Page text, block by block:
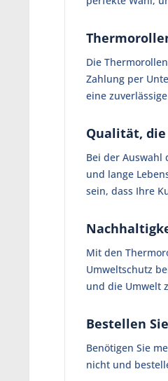
Die
Zahlung per
eine
Qualität,
Bei der
und lange
sein, dass Ihre
Mit den
Umweltschutz
und die Umwelt
Bestellen
Benötigen Sie
nicht und